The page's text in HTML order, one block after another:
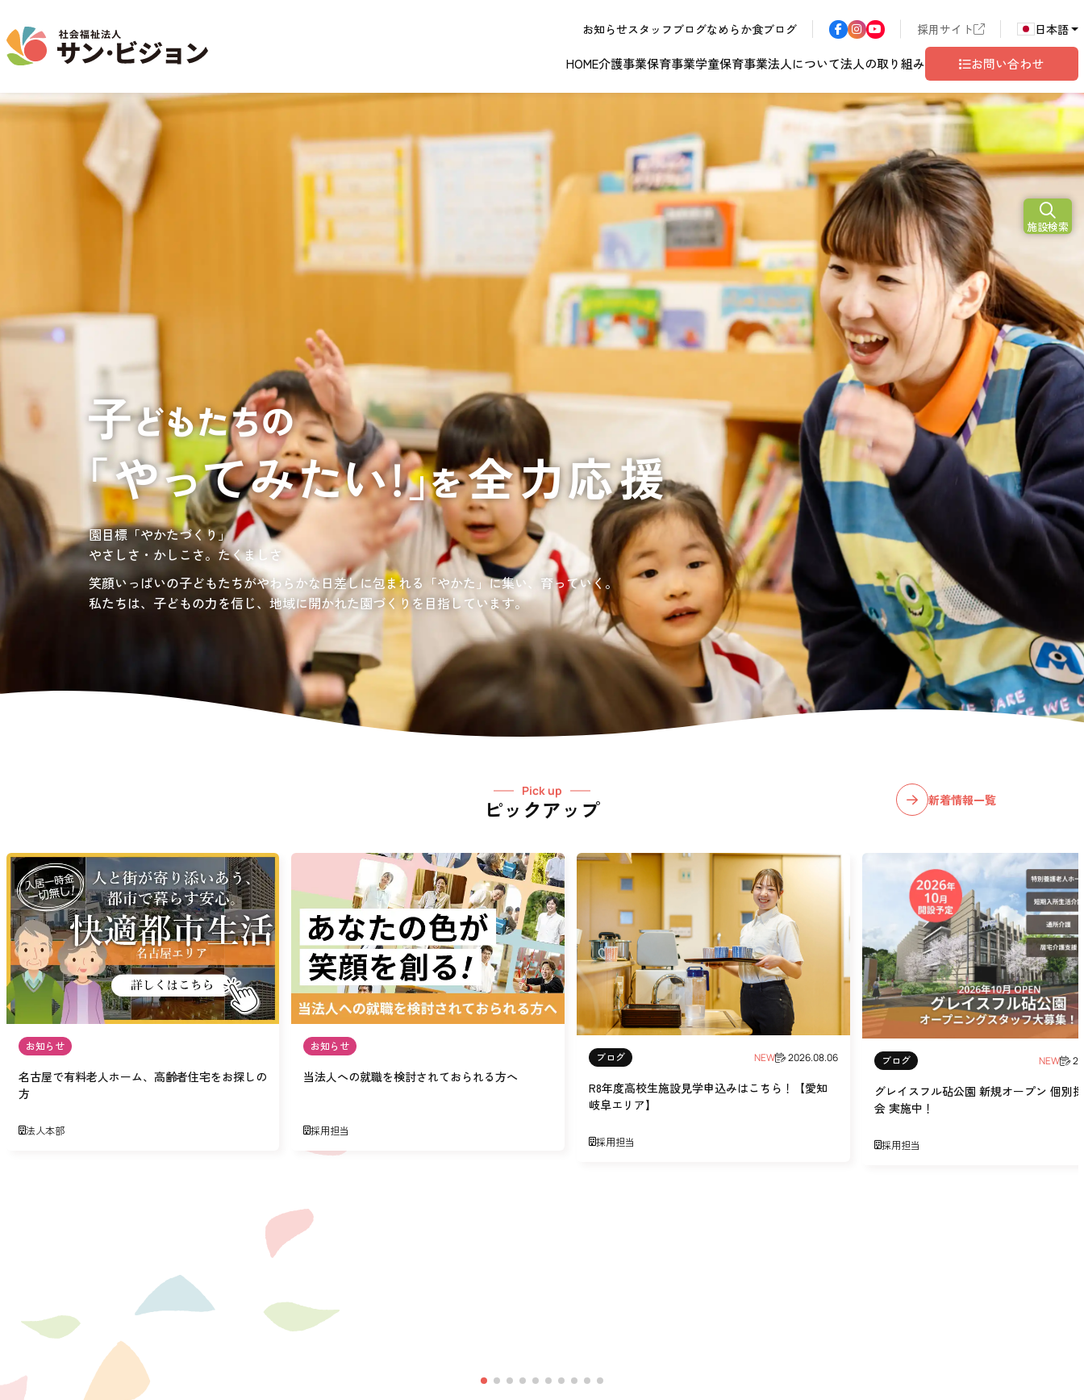
お知らせスタッフブログなめらか食ブログ 採用サイト 日本語
HOME介護事業
介護事業
江南エリア 岐阜エリア 長野エリア 東京都世田谷
複数条件検索
介護の相談に乗ってもらいたい
リハビリを受けたい
高齢者向けの部屋を借りたい
施設等に入所して介護、リハビリを受けたい
施設等に短期宿泊して介護、
施設等に通って介護、リハビリを受けたい
自宅に訪問してもらって
介護、リハビリを受けたい
通いや短期宿泊を組み合わせて介護、
リハビリを受けたい
福祉器具（車いす・ベッド等）を利用したい
認定こども園、保育園、学童を利用したい
保育事業
保育事業
ジョイフル守山保育園 ジョイフルドーム前こども園 ジョイフル多治見こども園
サン・サンこども園
グレイスフル塩尻
学童保育事業
学童保育事業
サン・サンスクール
東山公園
法人について
法人について
法人概要 / 組織図 理念 / クレド ロゴマークの由来
施設一覧 法人沿革 処遇改善加算について
法人の取り組み
法人の取り組み
活動報告 ノーリフティングポリシー 介護記録システム 地域共生
サンサンワイナリー サンサン研修センター 福祉リンク集
お問い合わせ
お問い合わせ
お問い合わせ一覧
ボランティアに関する
退職者実務経歴書
発行申請
ハラスメント
相談窓口
負担の少ない介護、ふれあいを大切にする介護、笑顔が溢れている介護を目指して。
愛知・岐阜・長野の3県下で38施設・151事業所の介護関連事業所を運営する
社会福祉法人サン・ビジョンでは、今後ますます高まる介護ニーズに幅広く対応していきます。
園目標「やかたづくり」
やさしさ・かしこさ。たくましさ
笑顔いっぱいの子どもたちがやわらかな日差しに包まれる「やかた」に集い、育っていく。
私たちは、子どもの力を信じ、地域に開かれた園づくりを目指しています。
サンサン・スクール東山公園では、小学生の児童が放課後安心して過ごせる環境を提供するとともに、
宿題・クラブ活動(英語・習字・選択)などの学習面にも力を入れて行っている学童保育所です。
NEW OPEN
2026年
10月
開設予定
通所介護
居宅介護支援
グレイスフル砧公園
東京都世田谷区大蔵3丁目4番12号
お問い合わせ先
03-6411-5781
担当：宮澤
Pick up
ピックアップ 新着情報一覧
お知らせ
名古屋で有料老人ホーム、高齢者住宅をお探しの
方
法人本部
お知らせ
当法人への就職を検討されておられる方へ
採用担当
ブログ NEW 2026.08.06
R8年度高校生施設見学申込みはこちら！【愛知
岐阜エリア】
採用担当
ブログ NEW
グレイスフル砧公園 新規オープン 個別
会 実施中！
採用担当
施設検索